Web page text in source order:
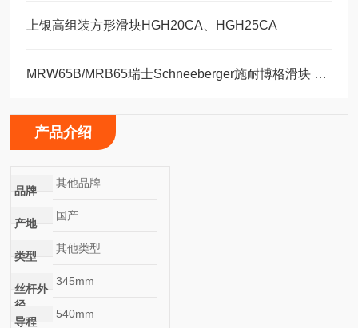
上银高组装方形滑块HGH20CA、HGH25CA
MRW65B/MRB65瑞士Schneeberger施耐博格滑块 导轨
产品介绍
品牌
其他品牌
产地
国产
类型
其他类型
丝杆外
径
345mm
导程
540mm